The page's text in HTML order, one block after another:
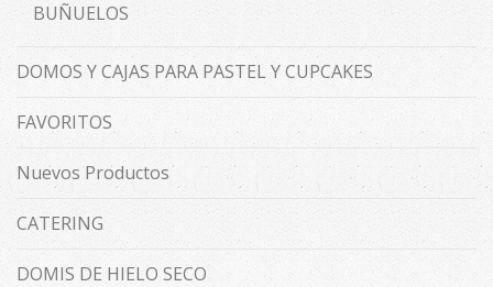
BUÑUELOS
DOMOS Y CAJAS PARA PASTEL Y CUPCAKES
FAVORITOS
Nuevos Productos
CATERING
DOMIS DE HIELO SECO